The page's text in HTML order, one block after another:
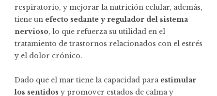
respiratorio, y mejorar la nutrición celular, además,
tiene un efecto sedante y regulador del sistema
nervioso, lo que refuerza su utilidad en el
tratamiento de trastornos relacionados con el estrés
y el dolor crónico.
Dado que el mar tiene la capacidad para estimular
los sentidos y promover estados de calma y